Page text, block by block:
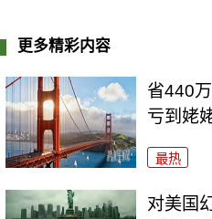
更多精彩内容
省440
亏到姥
最热
对美国